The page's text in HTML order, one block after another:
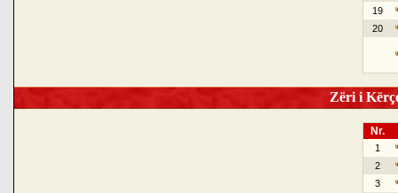
19
20
Zëri i
Nr.
1
2
3